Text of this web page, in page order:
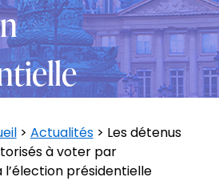
> Actualités> Les détenus
à voter par
présidentielle